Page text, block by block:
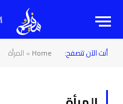
أنت الآن تتصفح: Home
» المرأة